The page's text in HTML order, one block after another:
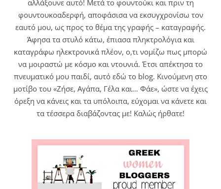
αλλάξουνε αυτό! Μετά το φουντούκι και πριν τη
φουντουκοαδερφή, αποφάσισα να εκσυγχρονίσω τον
εαυτό μου, ως προς το θέμα της γραφής – καταγραφής.
Άφησα τα στυλό κάτω, έπιασα πληκτρολόγια και
καταγράφω ηλεκτρονικά πλέον, ο,τι νομίζω πως μπορώ
να μοιραστώ με κόσμο και ντουνιά. Έτσι απέκτησα το
πνευματικό μου παιδί, αυτό εδώ το blog. Κινούμενη στο
μοτίβο του «Ζήσε, Αγάπα, Γέλα και… Φάε», ώστε να έχεις
όρεξη να κάνεις και τα υπόλοιπα, εύχομαι να κάνετε και
τα τέσσερα διαβάζοντας με! Καλώς ήρθατε!